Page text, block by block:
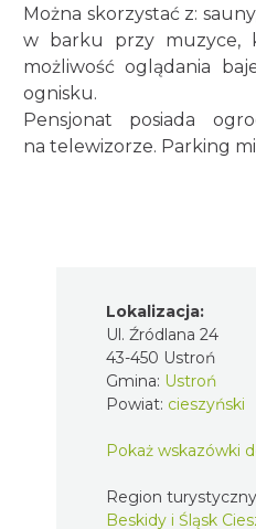
Można skorzystać z:
w barku przy muzyce,
możliwość oglądania
ognisku.
Pensjonat posiada
na telewizorze. Parking
Lokalizacja:
Ul. Źródlana 24
43-450 Ustroń
Gmina: Ustroń
Powiat: cieszyński
Pokaż wskazówki
Region
Beskidy i Śląsk